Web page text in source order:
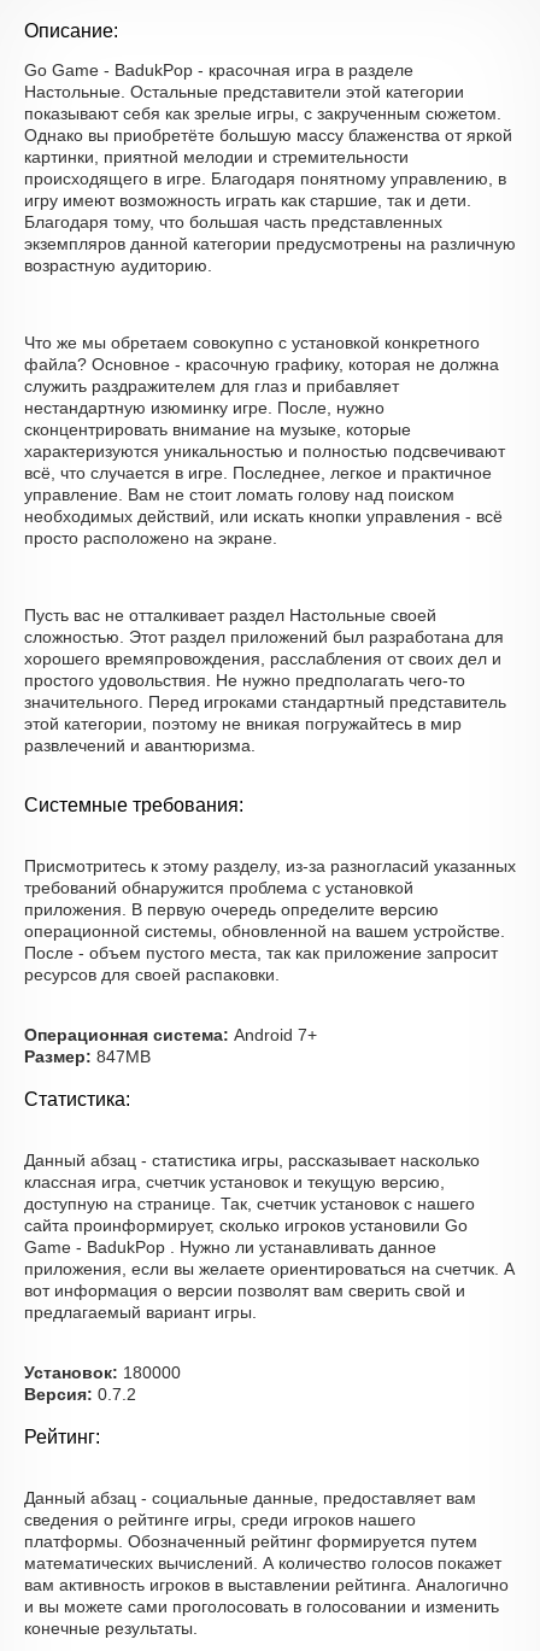
Описание:
Go Game - BadukPop - красочная игра в разделе
Настольные. Остальные представители этой категории
показывают себя как зрелые игры, с закрученным сюжетом.
Однако вы приобретёте большую массу блаженства от яркой
картинки, приятной мелодии и стремительности
происходящего в игре. Благодаря понятному управлению, в
игру имеют возможность играть как старшие, так и дети.
Благодаря тому, что большая часть представленных
экземпляров данной категории предусмотрены на различную
возрастную аудиторию.
Что же мы обретаем совокупно с установкой конкретного
файла? Основное - красочную графику, которая не должна
служить раздражителем для глаз и прибавляет
нестандартную изюминку игре. После, нужно
сконцентрировать внимание на музыке, которые
характеризуются уникальностью и полностью подсвечивают
всё, что случается в игре. Последнее, легкое и практичное
управление. Вам не стоит ломать голову над поиском
необходимых действий, или искать кнопки управления - всё
просто расположено на экране.
Пусть вас не отталкивает раздел Настольные своей
сложностью. Этот раздел приложений был разработана для
хорошего времяпровождения, расслабления от своих дел и
простого удовольствия. Не нужно предполагать чего-то
значительного. Перед игроками стандартный представитель
этой категории, поэтому не вникая погружайтесь в мир
развлечений и авантюризма.
Системные требования:
Присмотритесь к этому разделу, из-за разногласий указанных
требований обнаружится проблема с установкой
приложения. В первую очередь определите версию
операционной системы, обновленной на вашем устройстве.
После - объем пустого места, так как приложение запросит
ресурсов для своей распаковки.
Операционная система: Android 7+
Размер: 847MB
Статистика:
Данный абзац - статистика игры, рассказывает насколько
классная игра, счетчик установок и текущую версию,
доступную на странице. Так, счетчик установок с нашего
сайта проинформирует, сколько игроков установили Go
Game - BadukPop . Нужно ли устанавливать данное
приложения, если вы желаете ориентироваться на счетчик. А
вот информация о версии позволят вам сверить свой и
предлагаемый вариант игры.
Установок: 180000
Версия: 0.7.2
Рейтинг:
Данный абзац - социальные данные, предоставляет вам
сведения о рейтинге игры, среди игроков нашего
платформы. Обозначенный рейтинг формируется путем
математических вычислений. А количество голосов покажет
вам активность игроков в выставлении рейтинга. Аналогично
и вы можете сами проголосовать в голосовании и изменить
конечные результаты.